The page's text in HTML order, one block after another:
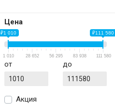
Цена
₽1 010 ₽111 580
1 010 28 652 56 295 83 938 111 580
от до
Акция